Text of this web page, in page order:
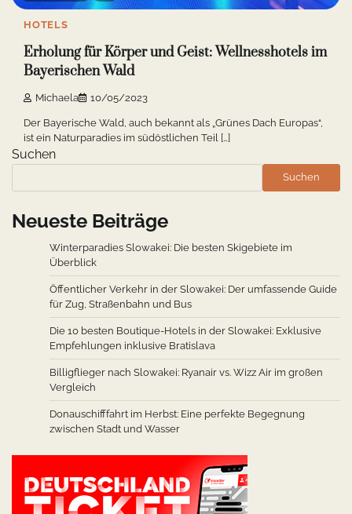
HOTELS
Erholung für Körper und Geist: Wellnesshotels im
Bayerischen Wald
Michaela 10/05/2023
Der Bayerische Wald, auch bekannt als „Grünes Dach Europas“,
ist ein Naturparadies im südöstlichen Teil […]
Suchen
Suchen
Neueste Beiträge
Winterparadies Slowakei: Die besten Skigebiete im
Überblick
Öffentlicher Verkehr in der Slowakei: Der umfassende Guide
für Zug, Straßenbahn und Bus
Die 10 besten Boutique-Hotels in der Slowakei: Exklusive
Empfehlungen inklusive Bratislava
Billigflieger nach Slowakei: Ryanair vs. Wizz Air im großen
Vergleich
Donauschifffahrt im Herbst: Eine perfekte Begegnung
zwischen Stadt und Wasser